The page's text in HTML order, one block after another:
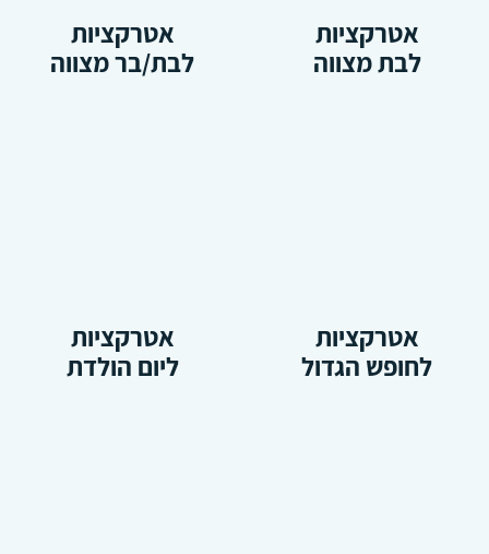
אטרקציות
לבת מצווה
אטרקציות
לבת/בר מצווה
אטרקציות
לחופש הגדול
אטרקציות
ליום הולדת